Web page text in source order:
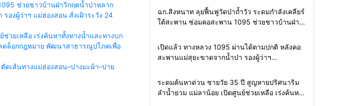
ช่วยชาวบ้านฝ่าวิกฤตน้ำป่าหลาก
องผู้ว่าฯ แม่ฮ่องสอน สั่งเฝ้าระวัง 24
ยเหลือ เร่งค้นหาทั้งทางน้ำและทางบก
ดล็อกกฎหมาย พัฒนาสาธารณูปโภคเพื่อ
เส้นทางแม่ฮ่องสอน–ปางมะผ้า–ปาย
Home แวดวงทหาร
ฉก.สิงหนาท ลุยฟื้นฟูวัดป่าถ้ำวัว ระดมกำลังเคลียร์
ใต้สะพาน ซ่อมคอสะพาน 1095 ช่วยชาวบ้านฝ่า
Home รอบรั้วทั่วไทย
เปิดแล้ว ทางหลวง 1095 ผ่านได้ตามปกติ หลังคอ
สะพานแม่สุยะขาดจากน้ำป่า รองผู้ว่าฯ
Home รอบรั้วทั่วไทย
ระดมค้นหาด่วน ชายวัย 35 ปี สูญหายปริศนาริม
ลำน้ำยวม แม่ลาน้อย เปิดศูนย์ช่วยเหลือ เร่งค้นหา